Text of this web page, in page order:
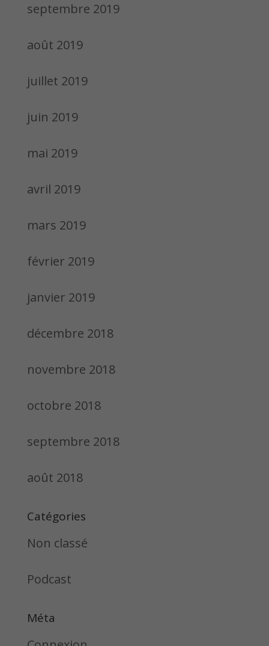
septembre 2019
août 2019
juillet 2019
juin 2019
mai 2019
avril 2019
mars 2019
février 2019
janvier 2019
décembre 2018
novembre 2018
octobre 2018
septembre 2018
août 2018
Catégories
Non classé
Podcast
Méta